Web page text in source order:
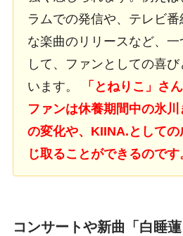
ラムでの発信や、テレビ
な楽曲のリリースなど、
して、ファンとしての喜
います。
「とねりこ」さ
ファンは休養期間中の氷
の変化や、KIINA.として
じ取ることができるのです
コンサートや新曲「白睡